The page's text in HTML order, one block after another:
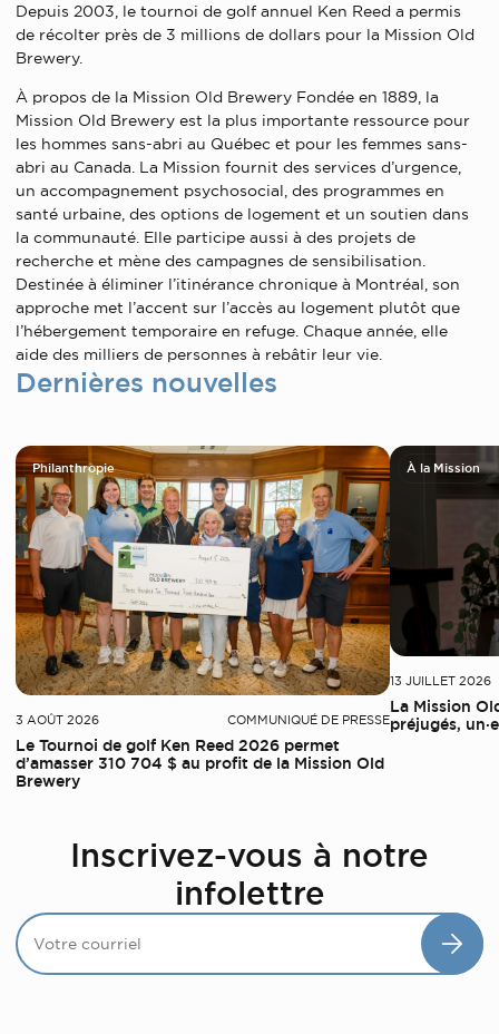
Depuis 2003, le tournoi de golf annuel Ken Reed a permis
de récolter près de 3 millions de dollars pour la Mission Old
Brewery.
À propos de la Mission Old Brewery Fondée en 1889, la
Mission Old Brewery est la plus importante ressource pour
les hommes sans-abri au Québec et pour les femmes sans-
abri au Canada. La Mission fournit des services d’urgence,
un accompagnement psychosocial, des programmes en
santé urbaine, des options de logement et un soutien dans
la communauté. Elle participe aussi à des projets de
recherche et mène des campagnes de sensibilisation.
Destinée à éliminer l’itinérance chronique à Montréal, son
approche met l’accent sur l’accès au logement plutôt que
l’hébergement temporaire en refuge. Chaque année, elle
aide des milliers de personnes à rebâtir leur vie.
Dernières nouvelles
Philanthropie
3 AOÛT 2026 COMMUNIQUÉ DE PRESSE
Le Tournoi de golf Ken Reed 2026 permet
d’amasser 310 704 $ au profit de la Mission Old
Brewery
À la Mission
13 JUILLET 2026
La Mission
préjugés,
Inscrivez-vous à notre
infolettre